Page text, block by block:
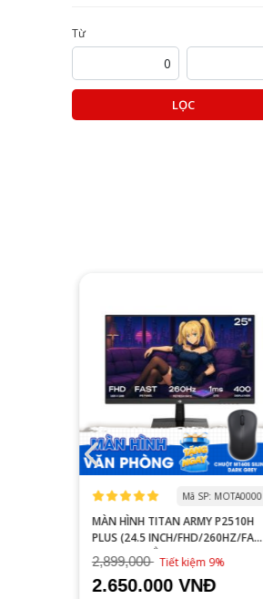
Từ
LỌC
Mã SP: MOTA0000
MÀN HÌNH TITAN ARMY P2510H
PLUS (24.5 INCH/FHD/260HZ/FAST
IPS/1MS/PHẲNG)
2,899,000 Tiết kiệm 9%
2.650.000 VNĐ